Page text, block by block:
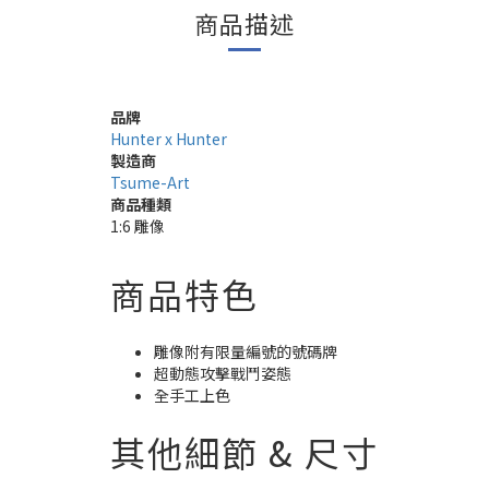
商品描述
品牌
Hunter x Hunter
製造商
Tsume-Art
商品種類
1:6 雕像
商品特色
雕像附有限量編號的號碼牌
超動態攻擊戰鬥姿態
全手工上色
其他細節 & 尺寸